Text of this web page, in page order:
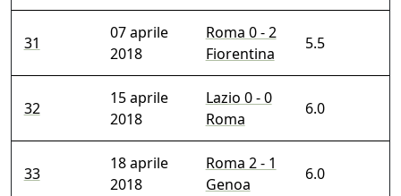
31
07 aprile
2018
Roma 0 - 2
Fiorentina
5.5
32
15 aprile
2018
Lazio 0 - 0
Roma
6.0
33
18 aprile
2018
Roma 2 - 1
Genoa
6.0